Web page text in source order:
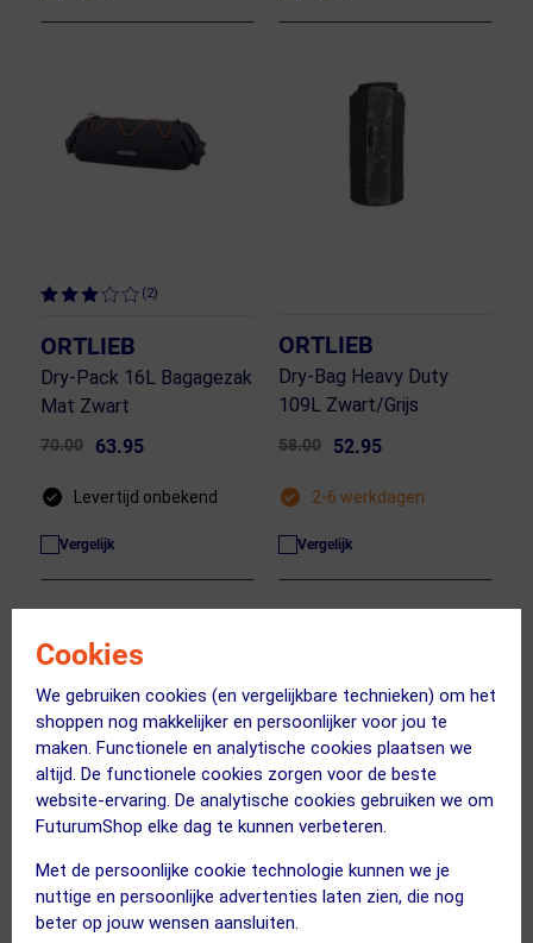
Cookies
We gebruiken cookies (en vergelijkbare technieken) om het
shoppen nog makkelijker en persoonlijker voor jou te
maken. Functionele en analytische cookies plaatsen we
altijd. De functionele cookies zorgen voor de beste
website-ervaring. De analytische cookies gebruiken we om
FuturumShop elke dag te kunnen verbeteren.
Met de persoonlijke cookie technologie kunnen we je
nuttige en persoonlijke advertenties laten zien, die nog
beter op jouw wensen aansluiten.
(2)
ORTLIEB
Dry-Pack 16L Bagagezak
Mat Zwart
70.00 63.95
Levertijd onbekend
Vergelijk
ORTLIEB
Dry-Bag Heavy Duty
109L Zwart/Grijs
58.00 52.95
2-6 werkdagen
Vergelijk
ACTIE
LEZYNE
Pocket Organizer Loaded
ORTLIEB
Steekas M6-Connector